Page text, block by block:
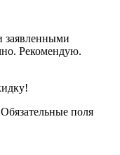
заявленными
Рекомендую.
Обязательные поля